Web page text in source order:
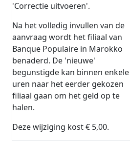
'Correctie uitvoeren'.
Na het volledig invullen van de
aanvraag wordt het filiaal van
Banque Populaire in Marokko
benaderd. De 'nieuwe'
begunstigde kan binnen enkele
uren naar het eerder gekozen
filiaal gaan om het geld op te
halen.
Deze wijziging kost € 5,00.